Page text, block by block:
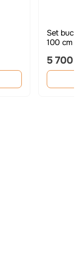
Set
100 cm
5 700